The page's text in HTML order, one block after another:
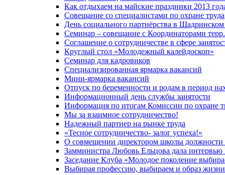
Как отдыхаем на майские праздники 2013
Совещание со специалистами по охране труда
День социального партнёрства в
Семинар – совещание с Координаторами
Соглашение о сотрудничестве в сфере
Круглый стол «Молодежный калейдоскоп»
Семинар для кадровиков
Специализированная ярмарка вакансий
Мини-ярмарка вакансий
Отпуск по беременности и родам в период
Информационный день службы занятости
Информация по итогам Комиссии по охране
Мы за взаимное сотрудничество!
Надежный партнер на рынке труда
«Тесное сотрудничество- залог успеха!»
О совмещении директором школы должности
Замминистра Любовь Ельцова дала
Заседание Клуба «Молодое поколение
Выбирая профессию, выбираем и образ жизни